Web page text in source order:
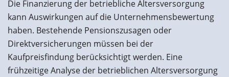
Die Finanzierung der betriebliche Altersversorgung
kann Auswirkungen auf die Unternehmensbewertung
haben. Bestehende Pensionszusagen oder
Direktversicherungen müssen bei der
Kaufpreisfindung berücksichtigt werden. Eine
frühzeitige Analyse der betrieblichen Altersversorgung